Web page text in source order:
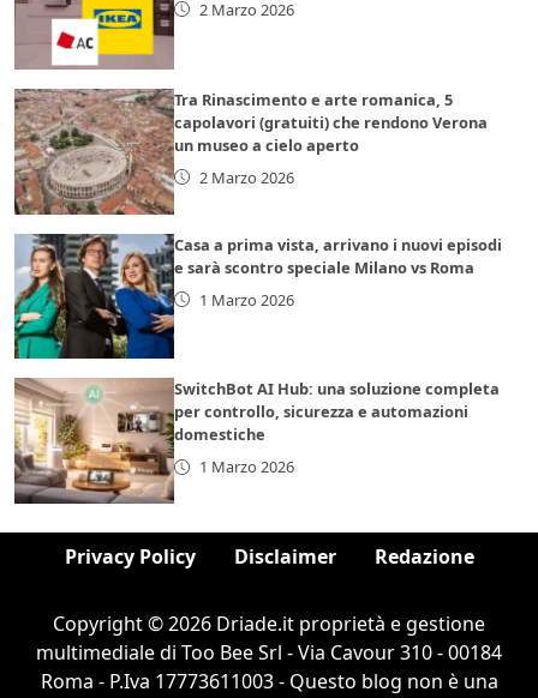
2 Marzo 2026
Tra Rinascimento e arte romanica, 5
capolavori (gratuiti) che rendono Verona
un museo a cielo aperto
2 Marzo 2026
Casa a prima vista, arrivano i nuovi episodi
e sarà scontro speciale Milano vs Roma
1 Marzo 2026
SwitchBot AI Hub: una soluzione completa
per controllo, sicurezza e automazioni
domestiche
1 Marzo 2026
Privacy Policy Disclaimer Redazione
Copyright © 2026 Driade.it proprietà e gestione
multimediale di Too Bee Srl - Via Cavour 310 - 00184
Roma - P.Iva 17773611003 - Questo blog non è una